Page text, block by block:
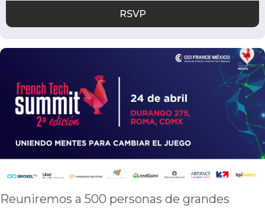
RSVP
Reuniremos a 500 personas de grandes